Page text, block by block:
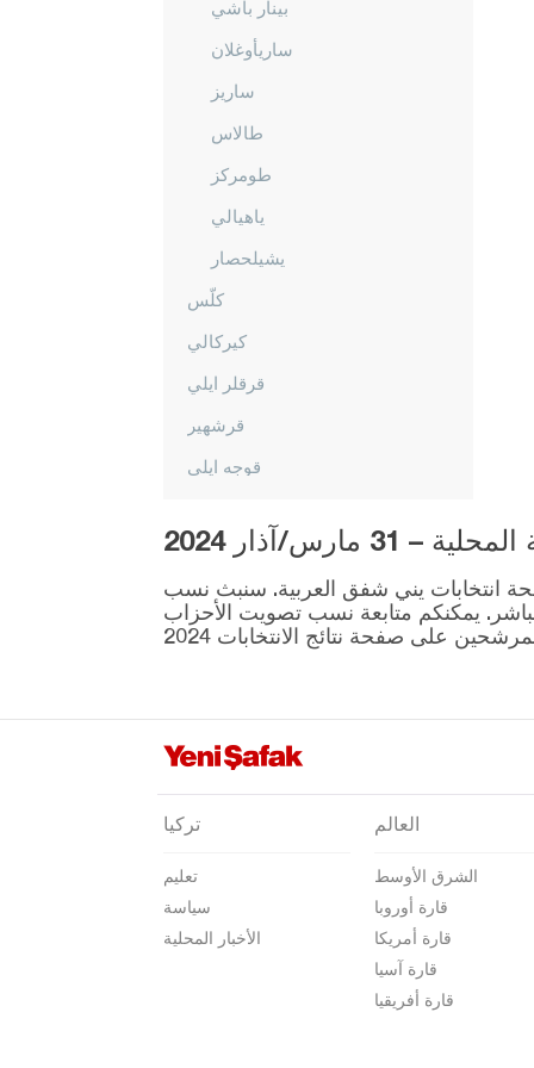
بينار باشي
ساريأوغلان
ساريز
طالاس
طومركز
ياهيالي
يشيلحصار
كلّس
كيركالي
قرقلر ايلي
قرشهير
قوجه ايلي
كوتاهيا
مالاطيا
مانيسا
مرسين
موغلا
موش
نيفشهير
نيغدا
مارس/آذار 2024
المقرر إجراؤها في 31 مارس موجودة على صفحة انتخابات يني شفق العربية. سنبث نسب
ونتائج الانتخابات بشكل مباشر. يمكنكم متابعة نسب تصويت الأحزاب
تركيا
تعليم
سياسة
الأخبار المحلية
العالم
الشرق الأوسط
قارة أوروبا
قارة أمريكا
قارة آسيا
قارة أفريقيا